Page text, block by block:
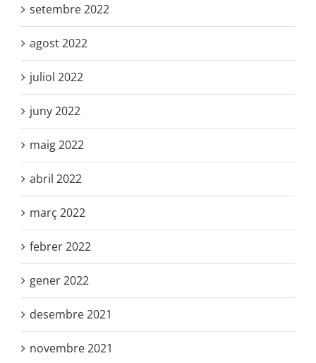
setembre 2022
agost 2022
juliol 2022
juny 2022
maig 2022
abril 2022
març 2022
febrer 2022
gener 2022
desembre 2021
novembre 2021